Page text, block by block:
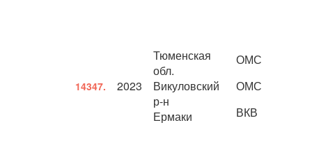
14347. 2023
Тюменская
обл.
Викуловский
р-н
Ермаки
ОМС
ОМС
ВКВ